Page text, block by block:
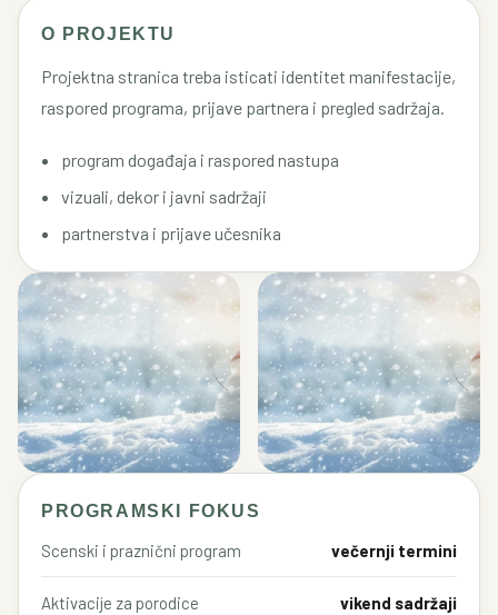
O PROJEKTU
Projektna stranica treba isticati identitet manifestacije,
raspored programa, prijave partnera i pregled sadržaja.
program događaja i raspored nastupa
vizuali, dekor i javni sadržaji
partnerstva i prijave učesnika
PROGRAMSKI FOKUS
Scenski i praznični program večernji termini
Aktivacije za porodice vikend sadržaji